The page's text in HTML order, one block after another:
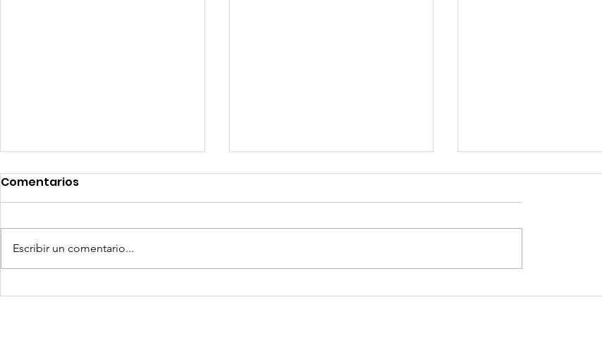
Quilla Resources US$ 25
Aceros Arequipa: “Iniciar
Alemania: Casas
Comentarios
Escribir un comentario...